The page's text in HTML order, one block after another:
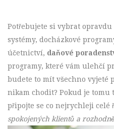
Potřebujete si vybrat
systémy, docházkové
účetnictví, daňové
programy, které vám ulehčí
budete to mít všechno vyjeté
nikam chodit? Pokud je
připojte se co nejrychleji celé
spokojených klientů a